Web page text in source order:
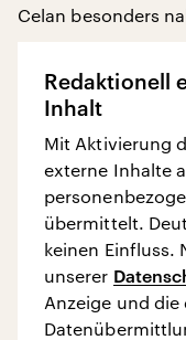
Celan besonders
Redaktionell
Inhalt
Mit Aktivierung
externe Inhalte
übermittelt.
keinen Einfluss.
unserer
Anzeige und